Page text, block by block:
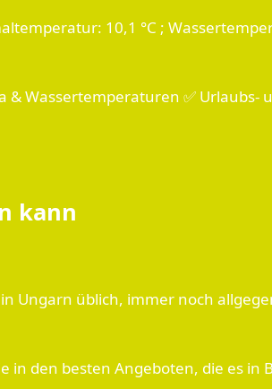
10,1 °C ;
Wassertemperaturen ✅ Urlaubs-
kann
Ungarn üblich, immer noch
den besten Angeboten, die es in